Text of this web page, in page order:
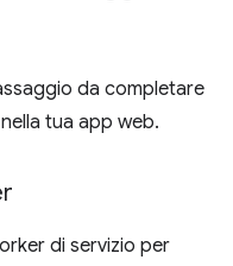
da completare
tua app web.
di servizio per